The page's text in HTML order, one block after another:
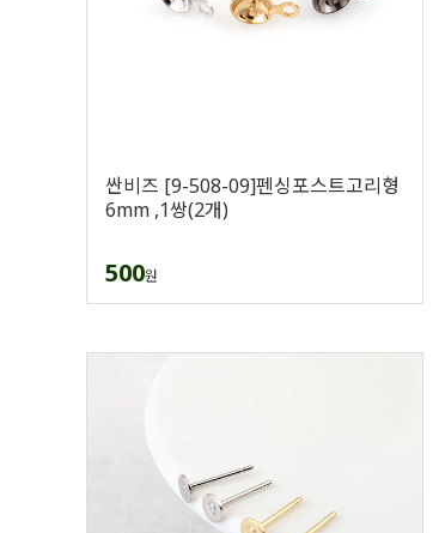
싼비즈 [9-508-09]펜싱포스트고리형
6mm ,1쌍(2개)
500원